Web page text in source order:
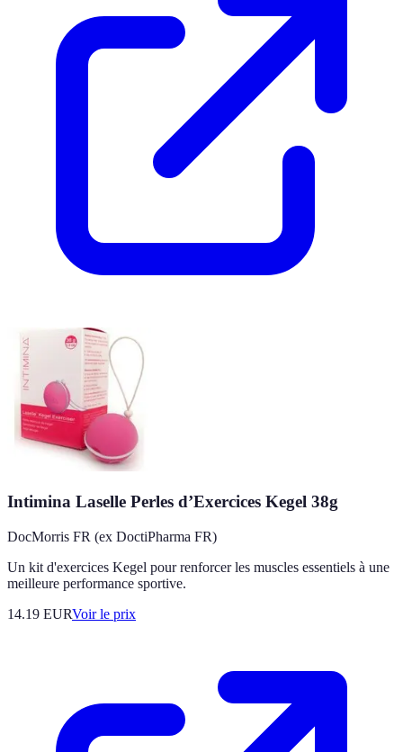
Intimina Laselle Perles d’Exercices Kegel 38g
DocMorris FR (ex DoctiPharma FR)
Un kit d'exercices Kegel pour renforcer les muscles essentiels à une
meilleure performance sportive.
14.19 EURVoir le prix